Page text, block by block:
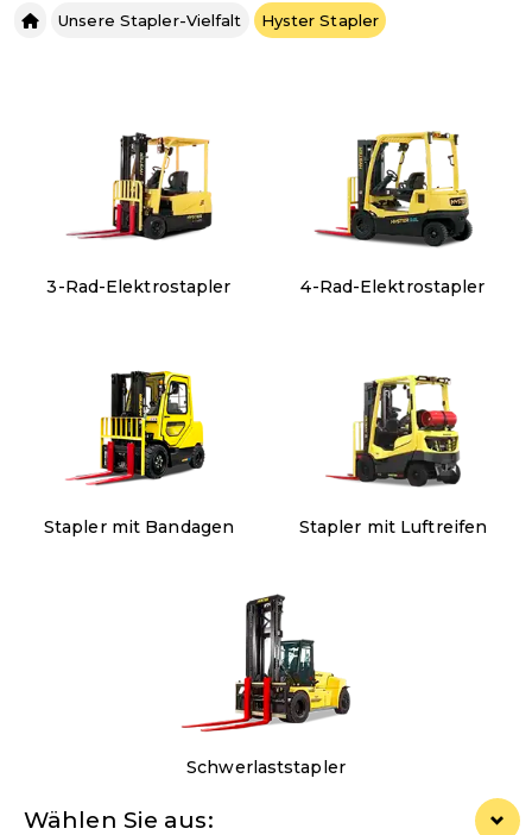
Unsere Stapler-Vielfalt Hyster Stapler
3-Rad-Elektrostapler 4-Rad-Elektrostapler
Stapler mit Bandagen Stapler mit Luftreifen
Schwerlaststapler
Wählen Sie aus: